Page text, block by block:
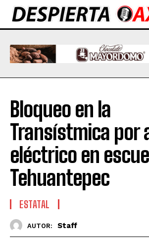
Bloqueo en la
Transístmica por
eléctrico en
Tehuantepec
ESTATAL
AUTOR: Staff